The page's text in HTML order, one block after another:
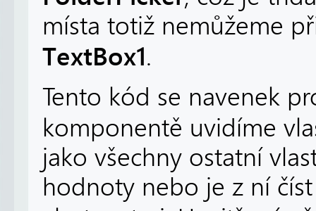
místa totiž nemůžeme
TextBox1.
Tento kód se navenek
komponentě uvidíme
jako všechny ostatní
hodnoty nebo je z ní